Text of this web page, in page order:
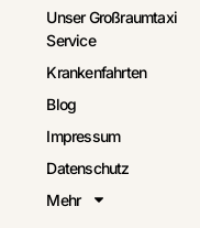
Unser Großraumtaxi
Service
Krankenfahrten
Blog
Impressum
Datenschutz
Mehr